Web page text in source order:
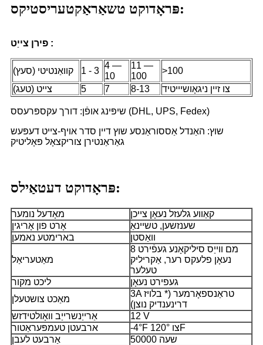
פּראָדוקט טשאַראַקטעריסטיקס:
פירן צייַט :
קוואַנטיטי (סעץ) 1 - 3
4 —
10
11 —
100
>100
צייט (טעג)
5 7 8-13 צו זיין ניגאָושיייטיד
שיפּינג אופֿן: דורך עקספּרעסס (DHL, UPS, Fedex)
שוץ: האַנדל אַססוראַנסע שוץ דיין סדר אויף-צייט דעפּעש
גאַראַנטירן צוריקצאָל פּאָליטיק
פּראָדוקט דעטאַילס:
מאָדעל נומער
קאַווע גלעזל נעאָן צייכן
אָרט פון אָריגין
שענזשען, טשיינאַ
בארימטע נאמען
וואַסטן
מאַטעריאַל
8 מם ווייַס סיליקאָנע געפֿירט
נעאָן פלעקס רער, אַקריליק
טעלער
ליכט מקור
געפירט נעאָן
מאַכט צושטעלן
3A טראַנספאָרמער (* בלויז
דרינענדיק נוצן)
אַרייַנשרייַב וואָולטידזש
12 V
ארבעטן טעמפּעראַטור
-4°F צו 120°F
אַרבעט לעבן
50000 שעה